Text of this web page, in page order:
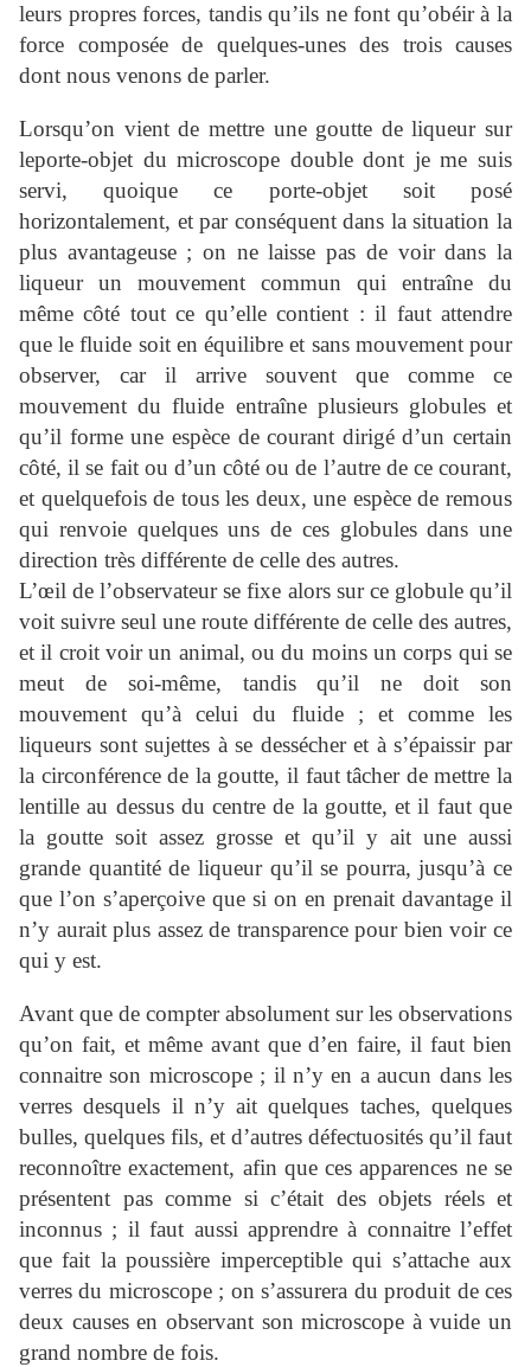
leurs propres forces, tandis qu’ils ne font qu’obéir à la
force composée de quelques-unes des trois causes
dont nous venons de parler.
Lorsqu’on vient de mettre une goutte de liqueur sur
leporte-objet du microscope double dont je me suis
servi, quoique ce porte-objet soit posé
horizontalement, et par conséquent dans la situation la
plus avantageuse ; on ne laisse pas de voir dans la
liqueur un mouvement commun qui entraîne du
même côté tout ce qu’elle contient : il faut attendre
que le fluide soit en équilibre et sans mouvement pour
observer, car il arrive souvent que comme ce
mouvement du fluide entraîne plusieurs globules et
qu’il forme une espèce de courant dirigé d’un certain
côté, il se fait ou d’un côté ou de l’autre de ce courant,
et quelquefois de tous les deux, une espèce de remous
qui renvoie quelques uns de ces globules dans une
direction très différente de celle des autres.
L’œil de l’observateur se fixe alors sur ce globule qu’il
voit suivre seul une route différente de celle des autres,
et il croit voir un animal, ou du moins un corps qui se
meut de soi-même, tandis qu’il ne doit son
mouvement qu’à celui du fluide ; et comme les
liqueurs sont sujettes à se dessécher et à s’épaissir par
la circonférence de la goutte, il faut tâcher de mettre la
lentille au dessus du centre de la goutte, et il faut que
la goutte soit assez grosse et qu’il y ait une aussi
grande quantité de liqueur qu’il se pourra, jusqu’à ce
que l’on s’aperçoive que si on en prenait davantage il
n’y aurait plus assez de transparence pour bien voir ce
qui y est.
Avant que de compter absolument sur les observations
qu’on fait, et même avant que d’en faire, il faut bien
connaitre son microscope ; il n’y en a aucun dans les
verres desquels il n’y ait quelques taches, quelques
bulles, quelques fils, et d’autres défectuosités qu’il faut
reconnoître exactement, afin que ces apparences ne se
présentent pas comme si c’était des objets réels et
inconnus ; il faut aussi apprendre à connaitre l’effet
que fait la poussière imperceptible qui s’attache aux
verres du microscope ; on s’assurera du produit de ces
deux causes en observant son microscope à vuide un
grand nombre de fois.